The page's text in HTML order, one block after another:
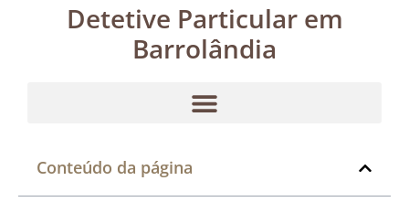
Detetive Particular em
Barrolândia
Conteúdo da página